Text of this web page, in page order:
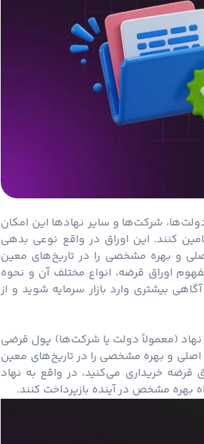
شرکت‌ها و سایر نهادها این امکان
کنند. این اوراق در واقع نوعی بدهی
و بهره مشخصی را در تاریخ‌های معین
اوراق قرضه، انواع مختلف آن و نحوه
بیشتری وارد بازار سرمایه شوید و از
(معمولاً دولت یا شرکت‌ها) پول قرضی
اصلی و بهره مشخصی را در تاریخ‌های معین
قرضه خریداری می‌کنید، در واقع به نهاد
بهره مشخص در آینده بازپرداخت کنند.